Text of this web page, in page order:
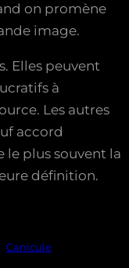
on promène
image.
Elles peuvent
à
Les autres
accord
le plus souvent la
définition.
Canicule